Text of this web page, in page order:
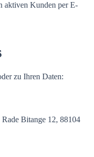
aktiven Kunden per E-
zu Ihren Daten:
Bitange 12, 88104